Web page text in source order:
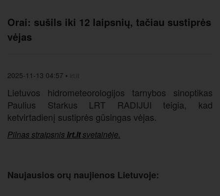
Orai: sušils iki 12 laipsnių, tačiau sustiprės
vėjas
2025-11-13 04:57 • lrt.lt
Lietuvos hidrometeorologijos tarnybos sinoptikas
Paulius Starkus LRT RADIJUI teigia, kad
ketvirtadienį sustiprės gūsingas vėjas.
Pilnas straipsnis lrt.ltsvetainėje.
Naujausios orų naujienos Lietuvoje: